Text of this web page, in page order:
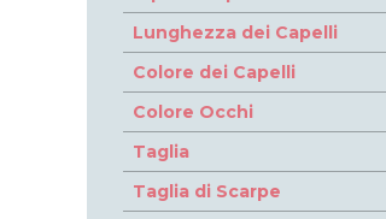
Lunghezza dei Capelli
Colore dei Capelli
Colore Occhi
Taglia
Taglia di Scarpe